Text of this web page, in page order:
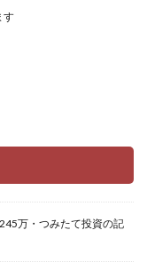
す
万・つみたて投資の記